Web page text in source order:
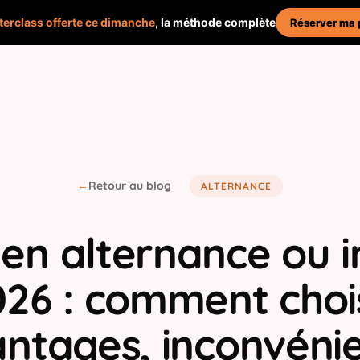
offerte ce dimanche, la méthode complète Réserver ma
←Retour au blog ALTERNANCE
alternance ou
: comment